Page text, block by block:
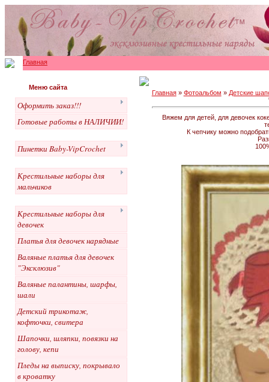
Главная
Меню сайта
Оформить заказ!!!
Готовые работы в НАЛИЧИИ!
Пинетки Baby-VipCrochet
Крестильные наборы для
мальчиков
Крестильные наборы для
девочек
Платья для девочек нарядные
Валяные платья для девочек
"Эксклюзив"
Валяные палантины, шарфы,
шали
Детский трикотаж,
кофточки, свитера
Шапочки, шляпки, повязки на
голову, кепи
Пледы на выписку, покрывало
в кроватку
Главная» Фотоальбом » Детские
Вяжем для детей, для девочек
К чепчику можно